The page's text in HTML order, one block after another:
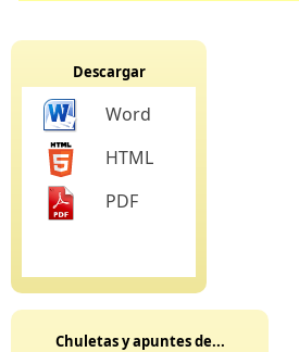
Descargar
Word
HTML
PDF
Chuletas y apuntes de...